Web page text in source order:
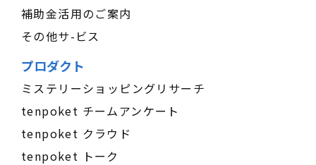
補助金活用のご案内
その他サ-ビス
プロダクト
ミステリーショッピングリサーチ
tenpoket チームアンケート
tenpoket クラウド
tenpoket トーク